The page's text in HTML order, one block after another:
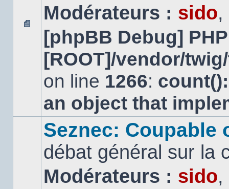
Aucun
message
non
Modérateurs : sido,
[phpBB Debug]
[ROOT]/vendor/
on line 1266:
an object that
Seznec: Coupable
débat général sur la
Modérateurs : sido,